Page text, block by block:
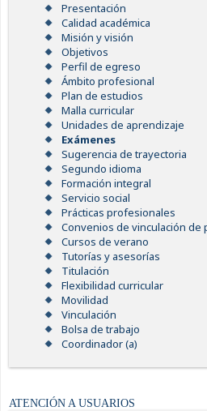
Presentación
Calidad académica
Misión y visión
Objetivos
Perfil de egreso
Ámbito profesional
Plan de estudios
Malla curricular
Unidades de aprendizaje
Exámenes
Sugerencia de trayectoria
Segundo idioma
Formación integral
Servicio social
Prácticas profesionales
Convenios de vinculación de
Cursos de verano
Tutorías y asesorías
Titulación
Flexibilidad curricular
Movilidad
Vinculación
Bolsa de trabajo
Coordinador (a)
ATENCIÓN A USUARIOS